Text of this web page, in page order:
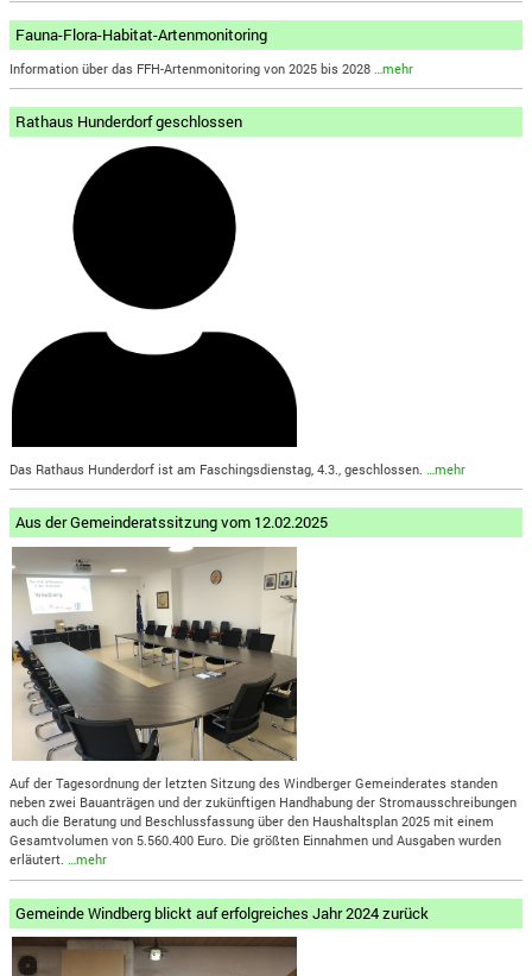
Fauna-Flora-Habitat-Artenmonitoring
Information über das FFH-Artenmonitoring von 2025 bis 2028 …mehr
Rathaus Hunderdorf geschlossen
Das Rathaus Hunderdorf ist am Faschingsdienstag, 4.3., geschlossen.…mehr
Aus der Gemeinderatssitzung vom 12.02.2025
Auf der Tagesordnung der letzten Sitzung des Windberger Gemeinderates standen
neben zwei Bauanträgen und der zukünftigen Handhabung der Stromausschreibungen
auch die Beratung und Beschlussfassung über den Haushaltsplan 2025 mit einem
Gesamtvolumen von 5.560.400 Euro. Die größten Einnahmen und Ausgaben wurden
erläutert.…mehr
Gemeinde Windberg blickt auf erfolgreiches Jahr 2024 zurück